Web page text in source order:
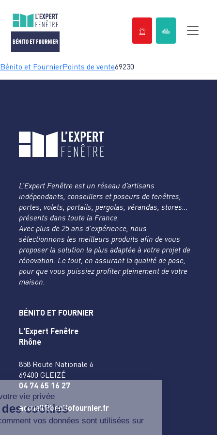
Passer
Bénito et FournierPoints de vente69230
L’Expert Fenêtre est un réseau d’artisans
indépendants, conseillers et poseurs de fenêtres,
portes, volets, portails, pergolas, vérandas, stores…
présents dans toute la France.
Avec plus de 25 ans d’expérience, nous
sélectionnons les meilleurs produits afin de vous
proposer la solution la plus adaptée à votre projet de
rénovation. Le tout, en assurant la qualité de pose,
pour que vous puissiez profiter pleinement de votre
maison.
BÉNITO ET FOURNIER
L'Expert Fenêtre
Rhône
858 Route Nationale 6
69400 GLEIZÉ
04 74 65 16 27
accueil@benitofournier.fr